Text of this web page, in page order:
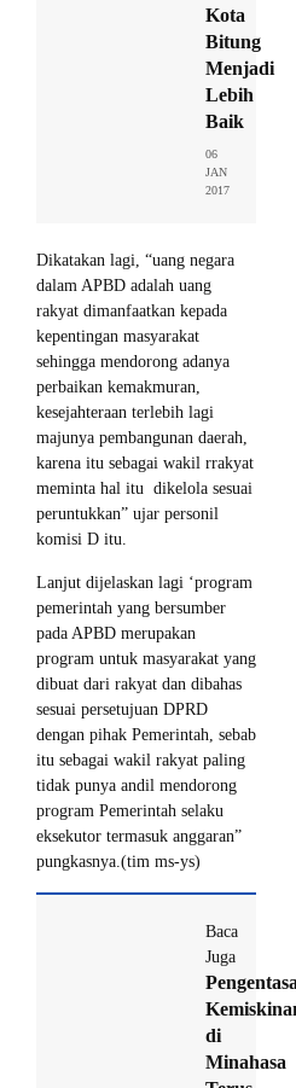
Kota
Bitung
Menjadi
Lebih
Baik
06
JAN
2017
Dikatakan lagi, “uang negara
dalam APBD adalah uang
rakyat dimanfaatkan kepada
kepentingan masyarakat
sehingga mendorong adanya
perbaikan kemakmuran,
kesejahteraan terlebih lagi
majunya pembangunan daerah,
karena itu sebagai wakil rrakyat
meminta hal itu dikelola sesuai
peruntukkan” ujar personil
komisi D itu.
Lanjut dijelaskan lagi ‘program
pemerintah yang bersumber
pada APBD merupakan
program untuk masyarakat yang
dibuat dari rakyat dan dibahas
sesuai persetujuan DPRD
dengan pihak Pemerintah, sebab
itu sebagai wakil rakyat paling
tidak punya andil mendorong
program Pemerintah selaku
eksekutor termasuk anggaran”
pungkasnya.(tim ms-ys)
Baca
Juga
di
Minahasa